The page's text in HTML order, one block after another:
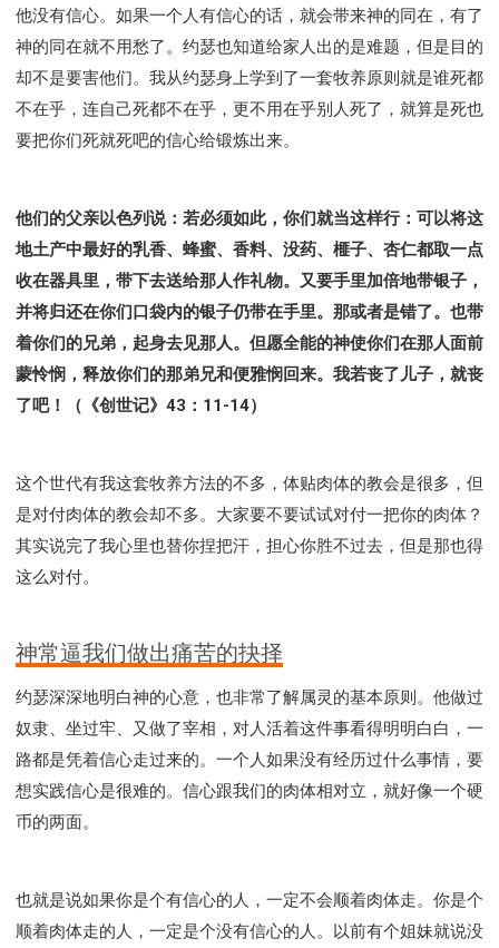
他没有信心。如果一个人有信心的话，就会带来神的同在，有了
神的同在就不用愁了。约瑟也知道给家人出的是难题，但是目的
却不是要害他们。我从约瑟身上学到了一套牧养原则就是谁死都
不在乎，连自己死都不在乎，更不用在乎别人死了，就算是死也
要把你们死就死吧的信心给锻炼出来。
他们的父亲以色列说：若必须如此，你们就当这样行：可以将这
地土产中最好的乳香、蜂蜜、香料、没药、榧子、杏仁都取一点
收在器具里，带下去送给那人作礼物。又要手里加倍地带银子，
并将归还在你们口袋内的银子仍带在手里。那或者是错了。也带
着你们的兄弟，起身去见那人。但愿全能的神使你们在那人面前
蒙怜悯，释放你们的那弟兄和便雅悯回来。我若丧了儿子，就丧
了吧！（《创世记》43：11-14）
这个世代有我这套牧养方法的不多，体贴肉体的教会是很多，但
是对付肉体的教会却不多。大家要不要试试对付一把你的肉体？
其实说完了我心里也替你捏把汗，担心你胜不过去，但是那也得
这么对付。
神常逼我们做出痛苦的抉择
约瑟深深地明白神的心意，也非常了解属灵的基本原则。他做过
奴隶、坐过牢、又做了宰相，对人活着这件事看得明明白白，一
路都是凭着信心走过来的。一个人如果没有经历过什么事情，要
想实践信心是很难的。信心跟我们的肉体相对立，就好像一个硬
币的两面。
也就是说如果你是个有信心的人，一定不会顺着肉体走。你是个
顺着肉体走的人，一定是个没有信心的人。以前有个姐妹就说没